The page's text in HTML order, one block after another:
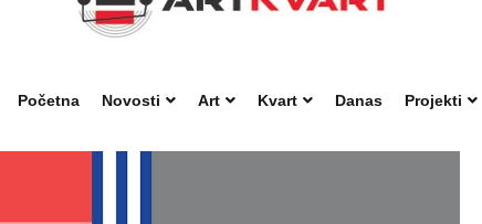
Početna
Novosti Art Kvart Danas Projekti